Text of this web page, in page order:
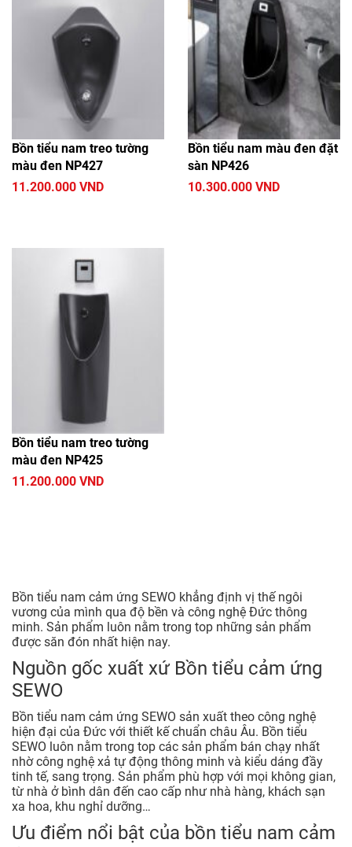
Bồn tiểu nam treo tường
màu đen NP427
11.200.000 VND
Bồn tiểu nam màu đen đặt
sàn NP426
10.300.000 VND
Bồn tiểu nam treo tường
màu đen NP425
11.200.000 VND
Bồn tiểu nam cảm ứng SEWO khẳng định vị thế ngôi
vương của mình qua độ bền và công nghệ Đức thông
minh. Sản phẩm luôn nằm trong top những sản phẩm
được săn đón nhất hiện nay.
Nguồn gốc xuất xứ Bồn tiểu cảm ứng
SEWO
Bồn tiểu nam cảm ứng SEWO sản xuất theo công nghệ
hiện đại của Đức với thiết kế chuẩn châu Âu. Bồn tiểu
SEWO luôn nằm trong top các sản phẩm bán chạy nhất
nhờ công nghệ xả tự động thông minh và kiểu dáng đầy
tinh tế, sang trọng. Sản phẩm phù hợp với mọi không gian,
từ nhà ở bình dân đến cao cấp như nhà hàng, khách sạn
xa hoa, khu nghỉ dưỡng…
Ưu điểm nổi bật của bồn tiểu nam cảm